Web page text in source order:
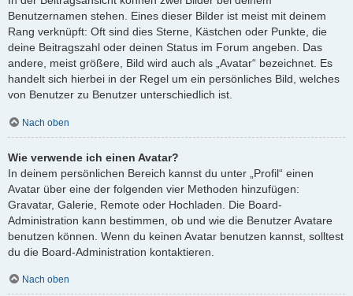
Benutzernamen stehen. Eines dieser Bilder ist meist mit deinem
Rang verknüpft: Oft sind dies Sterne, Kästchen oder Punkte, die
deine Beitragszahl oder deinen Status im Forum angeben. Das
andere, meist größere, Bild wird auch als „Avatar“ bezeichnet. Es
handelt sich hierbei in der Regel um ein persönliches Bild, welches
von Benutzer zu Benutzer unterschiedlich ist.
Nach oben
Wie verwende ich einen Avatar?
In deinem persönlichen Bereich kannst du unter „Profil“ einen
Avatar über eine der folgenden vier Methoden hinzufügen:
Gravatar, Galerie, Remote oder Hochladen. Die Board-
Administration kann bestimmen, ob und wie die Benutzer Avatare
benutzen können. Wenn du keinen Avatar benutzen kannst, solltest
du die Board-Administration kontaktieren.
Nach oben